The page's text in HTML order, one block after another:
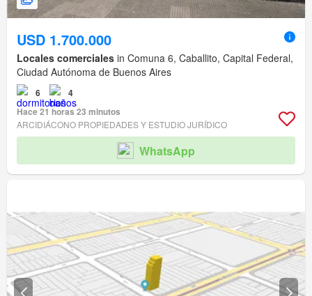
USD 1.700.000
Locales comerciales in Comuna 6, Caballito, Capital Federal,
Ciudad Autónoma de Buenos Aires
6
4
Hace 21 horas 23 minutos
ARCIDIÁCONO PROPIEDADES Y ESTUDIO JURÍDICO
WhatsApp